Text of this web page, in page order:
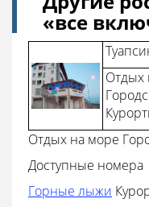
«все
Отдых
Отдых на море
Доступные номера
Горные лыжи